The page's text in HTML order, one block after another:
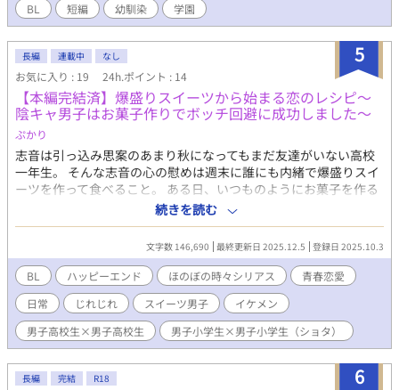
BL 短編 幼馴染 学園
5
長編 連載中 なし
お気に入り : 19 24h.ポイント : 14
【本編完結済】爆盛りスイーツから始まる恋のレシピ～
陰キャ男子はお菓子作りでボッチ回避に成功しました～
ぷかり
志音は引っ込み思案のあまり秋になってもまだ友達がいない高校
一年生。 そんな志音の心の慰めは週末に誰にも内緒で爆盛りスイ
ーツを作って食べること。 ある日、いつものようにお菓子を作る
ため買い物に出かけた志音は道すがら、鍵を忘れたせいで家に帰
れなくなったという一人の少年と出会う。 話の流れで一緒に超巨
大プリンを作ることになったのだが、プリンが完成した頃に少年
を迎えに来たのは彼の兄と名乗る人物で、気づけば三人でスイー
ツを堪能することに。 しかも後日その相手と学校で再会し
て……！？ 「クラスの人気者×色白ぽっちゃり男子」の秘密がい
っぱい詰まった甘くてほろ苦い週末恋愛譚。 第13回ＢＬ大賞 にエ
ントリー中です。よろしくお願いします。
続きを読む
文字数 146,690 最終更新日 2025.12.5 登録日 2025.10.3
BL ハッピーエンド ほのぼの時々シリアス
青春恋愛
日常
じれじれ スイーツ男子
イケメン
男子高校生×男子高校生
男子小学生×男子小学生（ショタ）
6
長編 完結 R18